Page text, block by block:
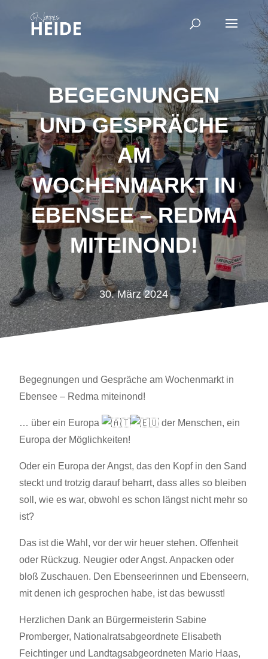
BEGEGNUNGEN
UND GESPRÄCHE
AM
WOCHENMARKT IN
EBENSEE – REDMA
MITEINOND!
30. März 2024
Begegnungen und Gespräche am Wochenmarkt in
Ebensee – Redma miteinond!
… über ein Europa
der Menschen, ein
Europa der Möglichkeiten!
Oder ein Europa der Angst, das den Kopf in den Sand
steckt und trotzig darauf beharrt, dass alles so bleiben
soll, wie es war, obwohl es schon längst nicht mehr so
ist?
Das ist die Wahl, vor der wir heuer stehen. Offenheit
oder Rückzug. Neugier oder Angst. Anpacken oder
bloß Zuschauen. Den Ebenseerinnen und Ebenseern,
mit denen ich gesprochen habe, ist das bewusst!
Herzlichen Dank an Bürgermeisterin Sabine
Promberger, Nationalratsabgeordnete Elisabeth
Feichtinger und Landtagsabgeordneten Mario Haas,